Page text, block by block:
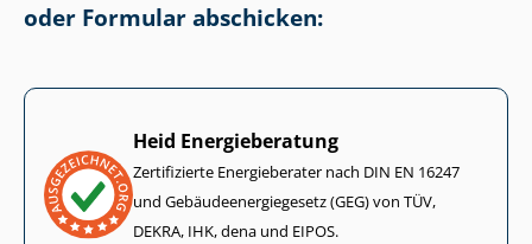
oder Formular abschicken:
Heid Energieberatung
Zertifizierte Energieberater nach DIN EN 16247
und Ge­bäu­de­en­er­gie­ge­setz (GEG) von TÜV,
DEKRA, IHK, dena und EIPOS.